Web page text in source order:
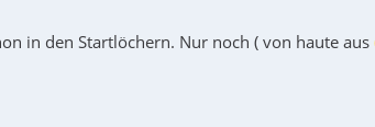
in den Startlöchern. Nur noch ( von haute aus